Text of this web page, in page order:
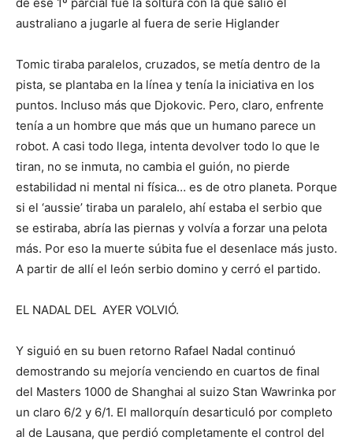
australiano a jugarle al fuera de serie Higlander
Tomic tiraba paralelos, cruzados, se metía dentro de la
pista, se plantaba en la línea y tenía la iniciativa en los
puntos. Incluso más que Djokovic. Pero, claro, enfrente
tenía a un hombre que más que un humano parece un
robot. A casi todo llega, intenta devolver todo lo que le
tiran, no se inmuta, no cambia el guión, no pierde
estabilidad ni mental ni física… es de otro planeta. Porque
si el ‘aussie’ tiraba un paralelo, ahí estaba el serbio que
se estiraba, abría las piernas y volvía a forzar una pelota
más. Por eso la muerte súbita fue el desenlace más justo.
A partir de allí el león serbio domino y cerró el partido.
EL NADAL DEL AYER VOLVIÓ.
Y siguió en su buen retorno Rafael Nadal continuó
demostrando su mejoría venciendo en cuartos de final
del Masters 1000 de Shanghai al suizo Stan Wawrinka por
un claro 6/2 y 6/1. El mallorquín desarticuló por completo
al de Lausana, que perdió completamente el control del